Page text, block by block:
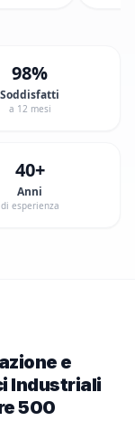
98%
Soddisfatti
a 12 mesi
40+
Anni
di esperienza
e
Industriali
500